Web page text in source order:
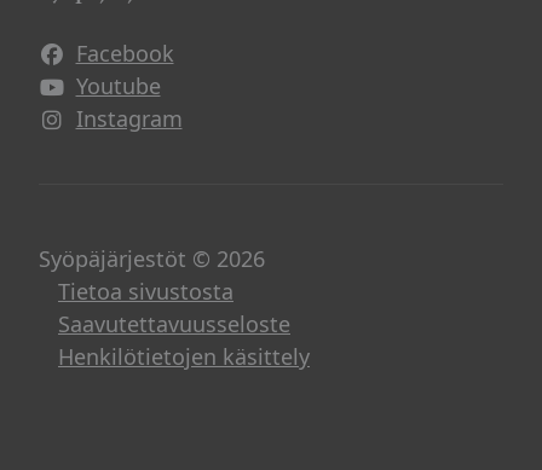
Facebook
Avautuu uuteen ikkunaan
Youtube
Avautuu uuteen ikkunaan
Instagram
Avautuu uuteen ikkunaan
Syöpäjärjestöt © 2026
Tietoa sivustosta
Saavutettavuusseloste
Henkilötietojen käsittely